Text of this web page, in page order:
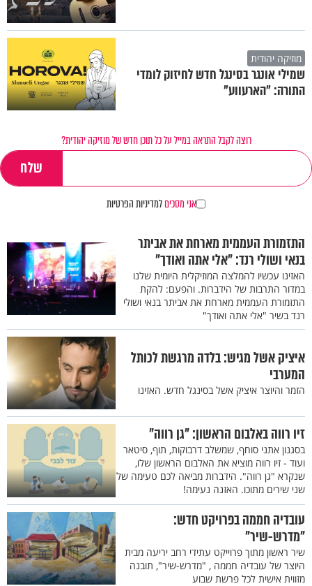
מוזיקה יהודית
שמילי אונגר בסינגל חדש לחיזוק לומדי
התורה: "הארעווע"
רוצה לקבל התראה במייל על כל תוכן חדש של מוזיקה יהודית?
אני מסכיםלמדיניות הפרטיות
התזמורת העממית מארחת את אביתר
בנאי ושולי רנד: "אלי אתה ואודך"
האזינו עכשיו להמלצה המוזיקלית היומית שלנו
במדור התרבות של הידברות. והפעם: להקת
התזמורת העממית מארחת את אביתר בנאי ושולי
רנד בשיר "אלי אתה ואודך"
איציק אשל מגיש: בלדה מרגשת לכותל
המערבי
הזמר והיוצר איציק אשל בסינגל חדש. האזינו
זיו רווה באלבום הראשון: "גן רווה"
בסגנון אתני סוחף, שמשלב דרבוקות, תוף, סיטאר
ועוד - זיו רווה מוציא את האלבום הראשון שלו,
שנקרא "גן רווה". הידברות מביאה לכם טעימה של
שני שירים מתוכו. האזנה נעימה!
עובדיה חממה בפרויקט חדש:
"מדרש-שיר"
שיר ראשון מתוך פרוייקט עתידי רחב יריעה מבית
היוצר של עובדיה חממה , "מדרש-שיר", תובנה
מזווית אישית לכל פרשת שבוע